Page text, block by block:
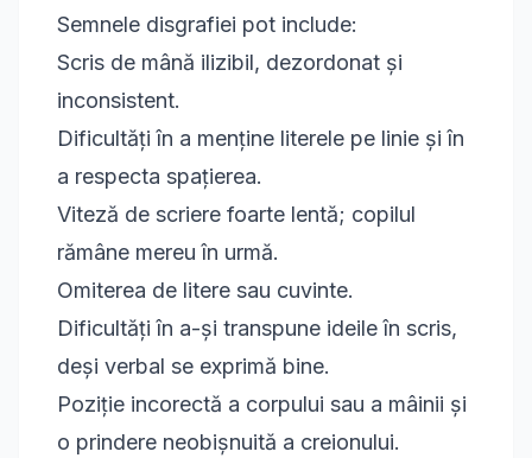
Semnele disgrafiei pot include:
Scris de mână ilizibil, dezordonat și
inconsistent.
Dificultăți în a menține literele pe linie și în
a respecta spațierea.
Viteză de scriere foarte lentă; copilul
rămâne mereu în urmă.
Omiterea de litere sau cuvinte.
Dificultăți în a-și transpune ideile în scris,
deși verbal se exprimă bine.
Poziție incorectă a corpului sau a mâinii și
o prindere neobișnuită a creionului.